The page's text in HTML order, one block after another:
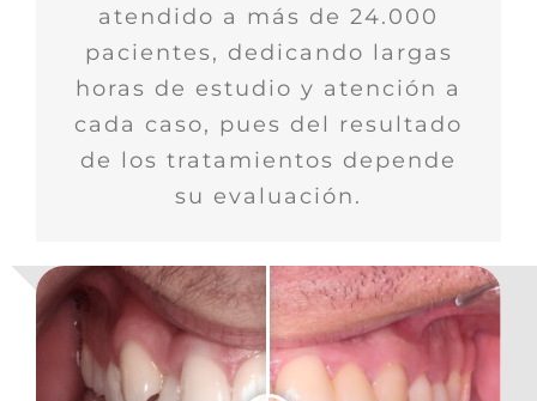
atendido a más de 24.000
pacientes, dedicando largas
horas de estudio y atención a
cada caso, pues del resultado
de los tratamientos depende
su evaluación.